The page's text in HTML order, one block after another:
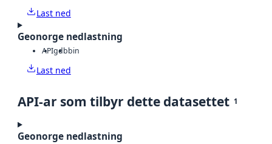
Last ned
Geonorge nedlastning
APIgdbbin
Last ned
API-ar som tilbyr dette datasettet 1
Geonorge nedlastning